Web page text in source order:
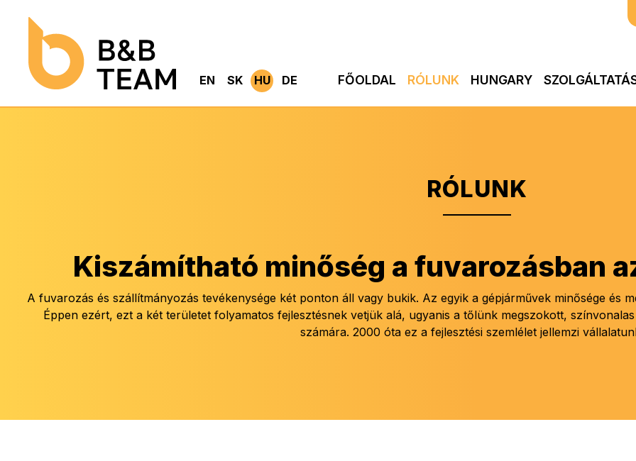
EN SK HU DE FŐOLDAL RÓLUNK HUNGARY
RÓLUNK
Kiszámítható minőség a fuvarozásban
A fuvarozás és szállítmányozás tevékenysége két ponton áll vagy bukik. Az egyik a gépjárművek minősége és
Éppen ezért, ezt a két területet folyamatos fejlesztésnek vetjük alá, ugyanis a tőlünk megszokott,
számára. 2000 óta ez a fejlesztési szemlélet jellemzi